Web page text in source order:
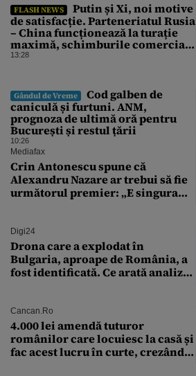
FLASH NEWS
Putin și Xi, noi motive
de satisfacție. Parteneriatul Rusia
– China funcționează la turație
maximă, schimburile comerciale
ating niveluri record
13:28
Gândul de Vreme
Cod galben de
caniculă și furtuni. ANM,
prognoza de ultimă oră pentru
București și restul țării
10:26
Mediafax
Crin Antonescu spune că
Alexandru Nazare ar trebui să fie
următorul premier: „E singura
Digi24
Drona care a explodat în
Bulgaria, aproape de România, a
fost identificată. Ce arată analiza
Cancan.ro
4.000 lei amendă tuturor
românilor care locuiesc la casă și
fac acest lucru în curte, crezând